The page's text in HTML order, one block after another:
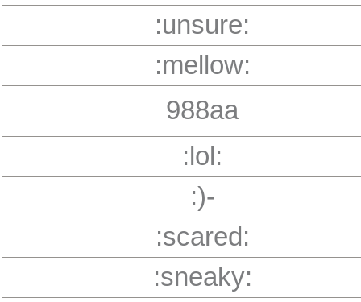
:unsure:
:mellow:
988aa
:lol:
:)-
:scared:
:sneaky: